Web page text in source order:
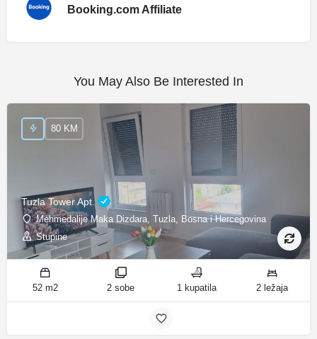
Booking.com Affiliate
You May Also Be Interested In
Tuzla Tower Apt.
Mehmedalije Maka Dizdara, Tuzla, Bosna i Hercegovina
Stupine
80 KM
52 m2 2 sobe 1 kupatila 2 ležaja